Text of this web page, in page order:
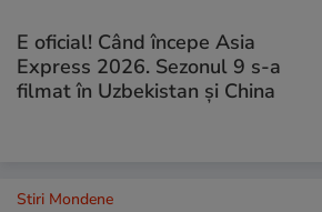
E oficial! Când începe Asia
Express 2026. Sezonul 9 s-a
filmat în Uzbekistan și China
Stiri Mondene